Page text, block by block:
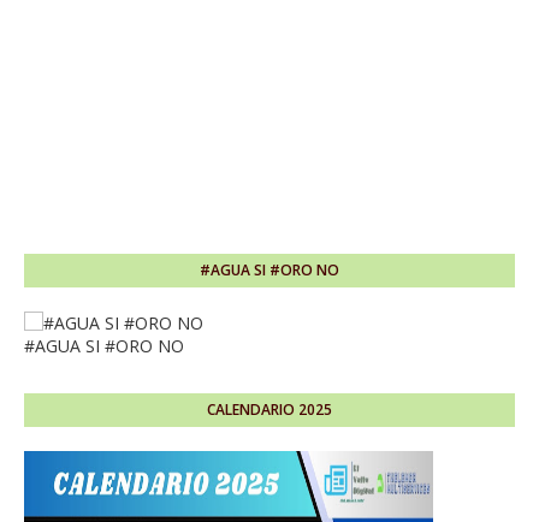
#AGUA SI #ORO NO
#AGUA SI #ORO NO
CALENDARIO 2025